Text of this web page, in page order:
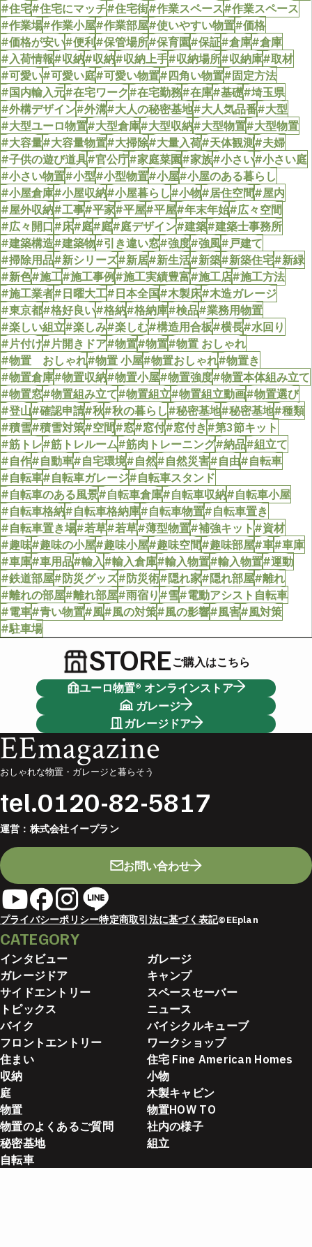
#住宅#住宅にマッチ#住宅街#作業スペース#作業スペース
#作業場#作業小屋#作業部屋#使いやすい物置#価格
#価格が安い#便利#保管場所#保育園#保証#倉庫#倉庫
#入荷情報#収納#収納#収納上手#収納場所#収納庫#取材
#可愛い#可愛い庭#可愛い物置#四角い物置#固定方法
#国内輸入元#在宅ワーク#在宅勤務#在庫#基礎#埼玉県
#外構デザイン#外溝#大人の秘密基地#大人気品番#大型
#大型ユーロ物置#大型倉庫#大型収納#大型物置#大型物置
#大容量#大容量物置#大掃除#大量入荷#天体観測#夫婦
#子供の遊び道具#官公庁#家庭菜園#家族#小さい#小さい庭
#小さい物置#小型#小型物置#小屋#小屋のある暮らし
#小屋倉庫#小屋収納#小屋暮らし#小物#居住空間#屋内
#屋外収納#工事#平家#平屋#平屋#年末年始#広々空間
#広々開口#床#庭#庭#庭デザイン#建築#建築士事務所
#建築構造#建築物#引き違い窓#強度#強風#戸建て
#掃除用品#新シリーズ#新居#新生活#新築#新築住宅#新緑
#新色#施工#施工事例#施工実績豊富#施工店#施工方法
#施工業者#日曜大工#日本全国#木製床#木造ガレージ
#東京都#格好良い#格納#格納庫#検品#業務用物置
#楽しい組立#楽しみ#楽しむ#構造用合板#横長#水回り
#片付け#片開きドア#物置#物置#物置 おしゃれ
#物置 おしゃれ#物置 小屋#物置おしゃれ#物置き
#物置倉庫#物置収納#物置小屋#物置強度#物置本体組み立て
#物置窓#物置組み立て#物置組立#物置組立動画#物置選び
#登山#確認申請#秋#秋の暮らし#秘密基地#秘密基地#種類
#積雪#積雪対策#空間#窓#窓付#窓付き#第3節キット
#筋トレ#筋トレルーム#筋肉トレーニング#納品#組立て
#自作#自動車#自宅環境#自然#自然災害#自由#自転車
#自転車#自転車ガレージ#自転車スタンド
#自転車のある風景#自転車倉庫#自転車収納#自転車小屋
#自転車格納#自転車格納庫#自転車物置#自転車置き
#自転車置き場#若草#若草#薄型物置#補強キット#資材
#趣味#趣味の小屋#趣味小屋#趣味空間#趣味部屋#車#車庫
#車庫#車用品#輸入#輸入倉庫#輸入物置#輸入物置#運動
#鉄道部屋#防災グッズ#防災術#隠れ家#隠れ部屋#離れ
#離れの部屋#離れ部屋#雨宿り#雪#電動アシスト自転車
#電車#青い物置#風#風の対策#風の影響#風害#風対策
#駐車場
STOREご購入はこちら
ユーロ物置® オンラインストア
ガレージ
ガレージドア
EEmagazine
おしゃれな物置・ガレージと暮らそう
tel.0120-82-5817
運営： 株式会社イープラン
お問い合わせ
プライバシーポリシー特定商取引法に基づく表記©EEplan
CATEGORY
インタビュー
ガレージ
ガレージドア
キャンプ
サイドエントリー
スペースセーバー
トピックス
ニュース
バイク
バイシクルキューブ
フロントエントリー
ワークショップ
住まい
住宅 Fine American Homes
収納
小物
庭
木製キャビン
物置
物置HOW TO
物置のよくあるご質問
社内の様子
秘密基地
組立
自転車